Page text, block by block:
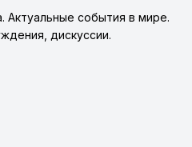
Актуальные события в мире.
дискуссии.